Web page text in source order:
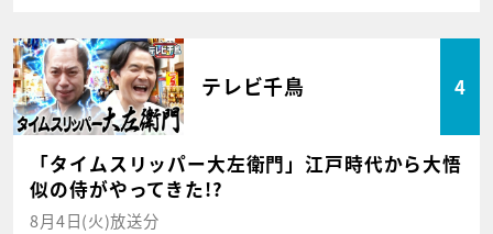
テレビ千鳥 4
「タイムスリッパー大左衛門」江戸時代から大悟
似の侍がやってきた!?
8月4日(火)放送分